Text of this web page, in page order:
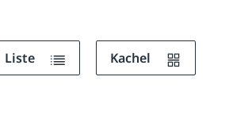
Liste Kachel